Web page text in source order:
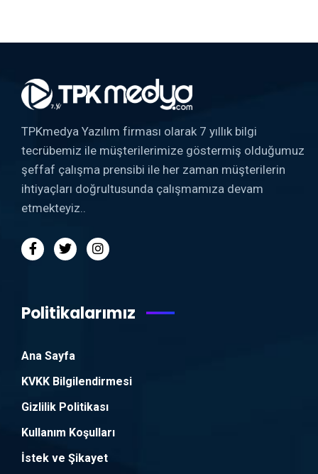
TPKmedya Yazılım firması olarak 7 yıllık bilgi
tecrübemiz ile müşterilerimize göstermiş olduğumuz
şeffaf çalışma prensibi ile her zaman müşterilerin
ihtiyaçları doğrultusunda çalışmamıza devam
etmekteyiz..
Politikalarımız
Ana Sayfa
KVKK Bilgilendirmesi
Gizlilik Politikası
Kullanım Koşulları
İstek ve Şikayet